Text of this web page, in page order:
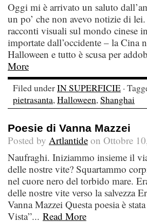
Oggi mi è arrivato un saluto
un po’ che non avevo notizie di
racconti visuali sul mondo cinese
importate dall’occidente – la Cina
Halloween e tutto è scusa per
More
Filed underIN SUPERFICIE ·
pietrasanta,Halloween,Shanghai
Poesie di Vanna Mazzei
Posted by Artlantide on Ottobre
Naufraghi. Iniziammo insieme il
delle nostre vite? Squartammo
nel cuore nero del torbido mare.
delle nostre vite verso la
Vanna Mazzei Questa poesia è
Vista”... Read More